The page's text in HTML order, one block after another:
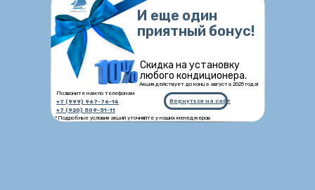
*Подробные условия акций уточняйте у наших менеджеров
Позвоните нам по телефонам
+7 (999) 967-76-14
+7 (920) 509-51-11
Скидка на установку
любого кондиционера.
И еще один
приятный бонус!
Акция действует до конца августа 2025 года!
Вернуться на сайт